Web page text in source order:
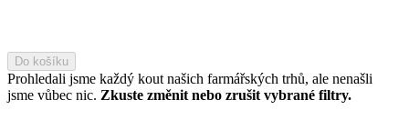
Do košíku
Prohledali jsme každý kout našich farmářských trhů, ale nenašli
jsme vůbec nic. Zkuste změnit nebo zrušit vybrané filtry.